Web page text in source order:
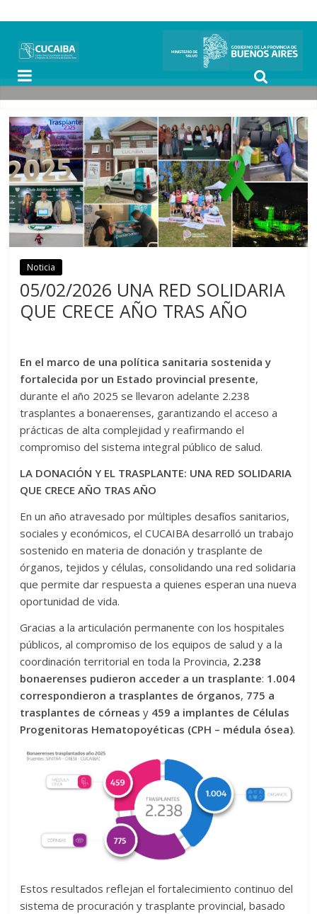
Noticia
05/02/2026 UNA RED SOLIDARIA
QUE CRECE AÑO TRAS AÑO
En el marco de una política sanitaria sostenida y
fortalecida por un Estado provincial presente,
durante el año 2025 se llevaron adelante 2.238
trasplantes a bonaerenses, garantizando el acceso a
prácticas de alta complejidad y reafirmando el
compromiso del sistema integral público de salud.
LA DONACIÓN Y EL TRASPLANTE: UNA RED SOLIDARIA
QUE CRECE AÑO TRAS AÑO
En un año atravesado por múltiples desafíos sanitarios,
sociales y económicos, el CUCAIBA desarrolló un trabajo
sostenido en materia de donación y trasplante de
órganos, tejidos y células, consolidando una red solidaria
que permite dar respuesta a quienes esperan una nueva
oportunidad de vida.
Gracias a la articulación permanente con los hospitales
públicos, al compromiso de los equipos de salud y a la
coordinación territorial en toda la Provincia, 2.238
bonaerenses pudieron acceder a un trasplante: 1.004
correspondieron a trasplantes de órganos, 775 a
trasplantes de córneas y 459 a implantes de Células
Progenitoras Hematopoyéticas (CPH – médula ósea).
Estos resultados reflejan el fortalecimiento continuo del
sistema de procuración y trasplante provincial, basado